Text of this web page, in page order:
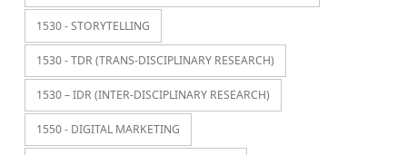
1530 - STORYTELLING
1530 - TDR (TRANS-DISCIPLINARY RESEARCH)
1530 – IDR (INTER-DISCIPLINARY RESEARCH)
1550 - DIGITAL MARKETING